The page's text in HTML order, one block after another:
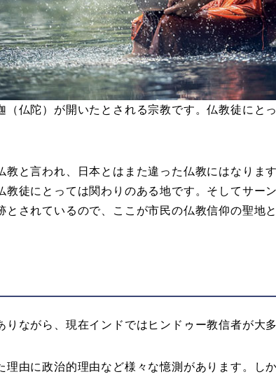
（仏陀）が開いたとされる宗教です。仏教徒にと
教と言われ、日本とはまた違った仏教にはなりま
教徒にとっては関わりのある地です。そしてサー
とされているので、ここが市民の仏教信仰の聖地
りながら、現在インドではヒンドゥー教信者が大
理由に政治的理由など様々な憶測があります。し